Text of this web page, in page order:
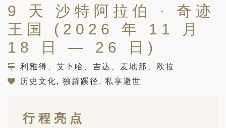
北极
亚大迁徙与黑猩猩 游猎之旅
年 7 月 18 日 – 26 日 ）
斯远东 ：原始荒野与被遗忘的历
年8月8日 – 17日）
尔巴，扬帆起航独家探秘（2026
-9月18日）
日 – 10 月 3 日）
9 天 沙特阿拉伯 · 奇迹
王国 (2026 年 11 月
18 日 — 26 日)
利雅得、艾卜哈、吉达、麦地那、欧拉
历史文化, 独辟蹊径, 私享避世
行程亮点